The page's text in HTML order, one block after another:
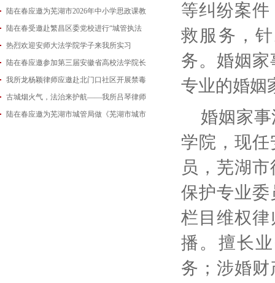
2026-08-04
陆在春应邀为芜湖市2026年中小学思政课教
2026-07-24
陆在春受邀赴繁昌区委党校进行“城管执法
2026-07-15
热烈欢迎安师大法学院学子来我所实习
2026-07-01
陆在春应邀参加第三届安徽省高校法学院长
2026-06-29
我所龙杨颖律师应邀赴北门口社区开展禁毒
2026-06-18
古城烟火气，法治来护航——我所吕琴律师
2026-05-21
陆在春应邀为芜湖市城管局做《芜湖市城市
等纠纷案
救服务，
务。婚姻
专业的婚姻
婚姻家
学院，现
员，芜湖
保护专业
栏目维权律
播。擅长
务；涉婚